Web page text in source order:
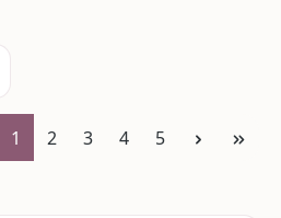
Seite
1 Seite
2 Seite
3 Seite
4 Seite
5